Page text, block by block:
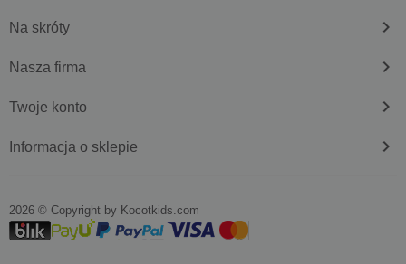
Na skróty keyboard_arrow_right
Nasza firma keyboard_arrow_right
Twoje konto keyboard_arrow_right
Informacja o sklepie keyboard_arrow_right
2026 © Copyright by kocotkids.com